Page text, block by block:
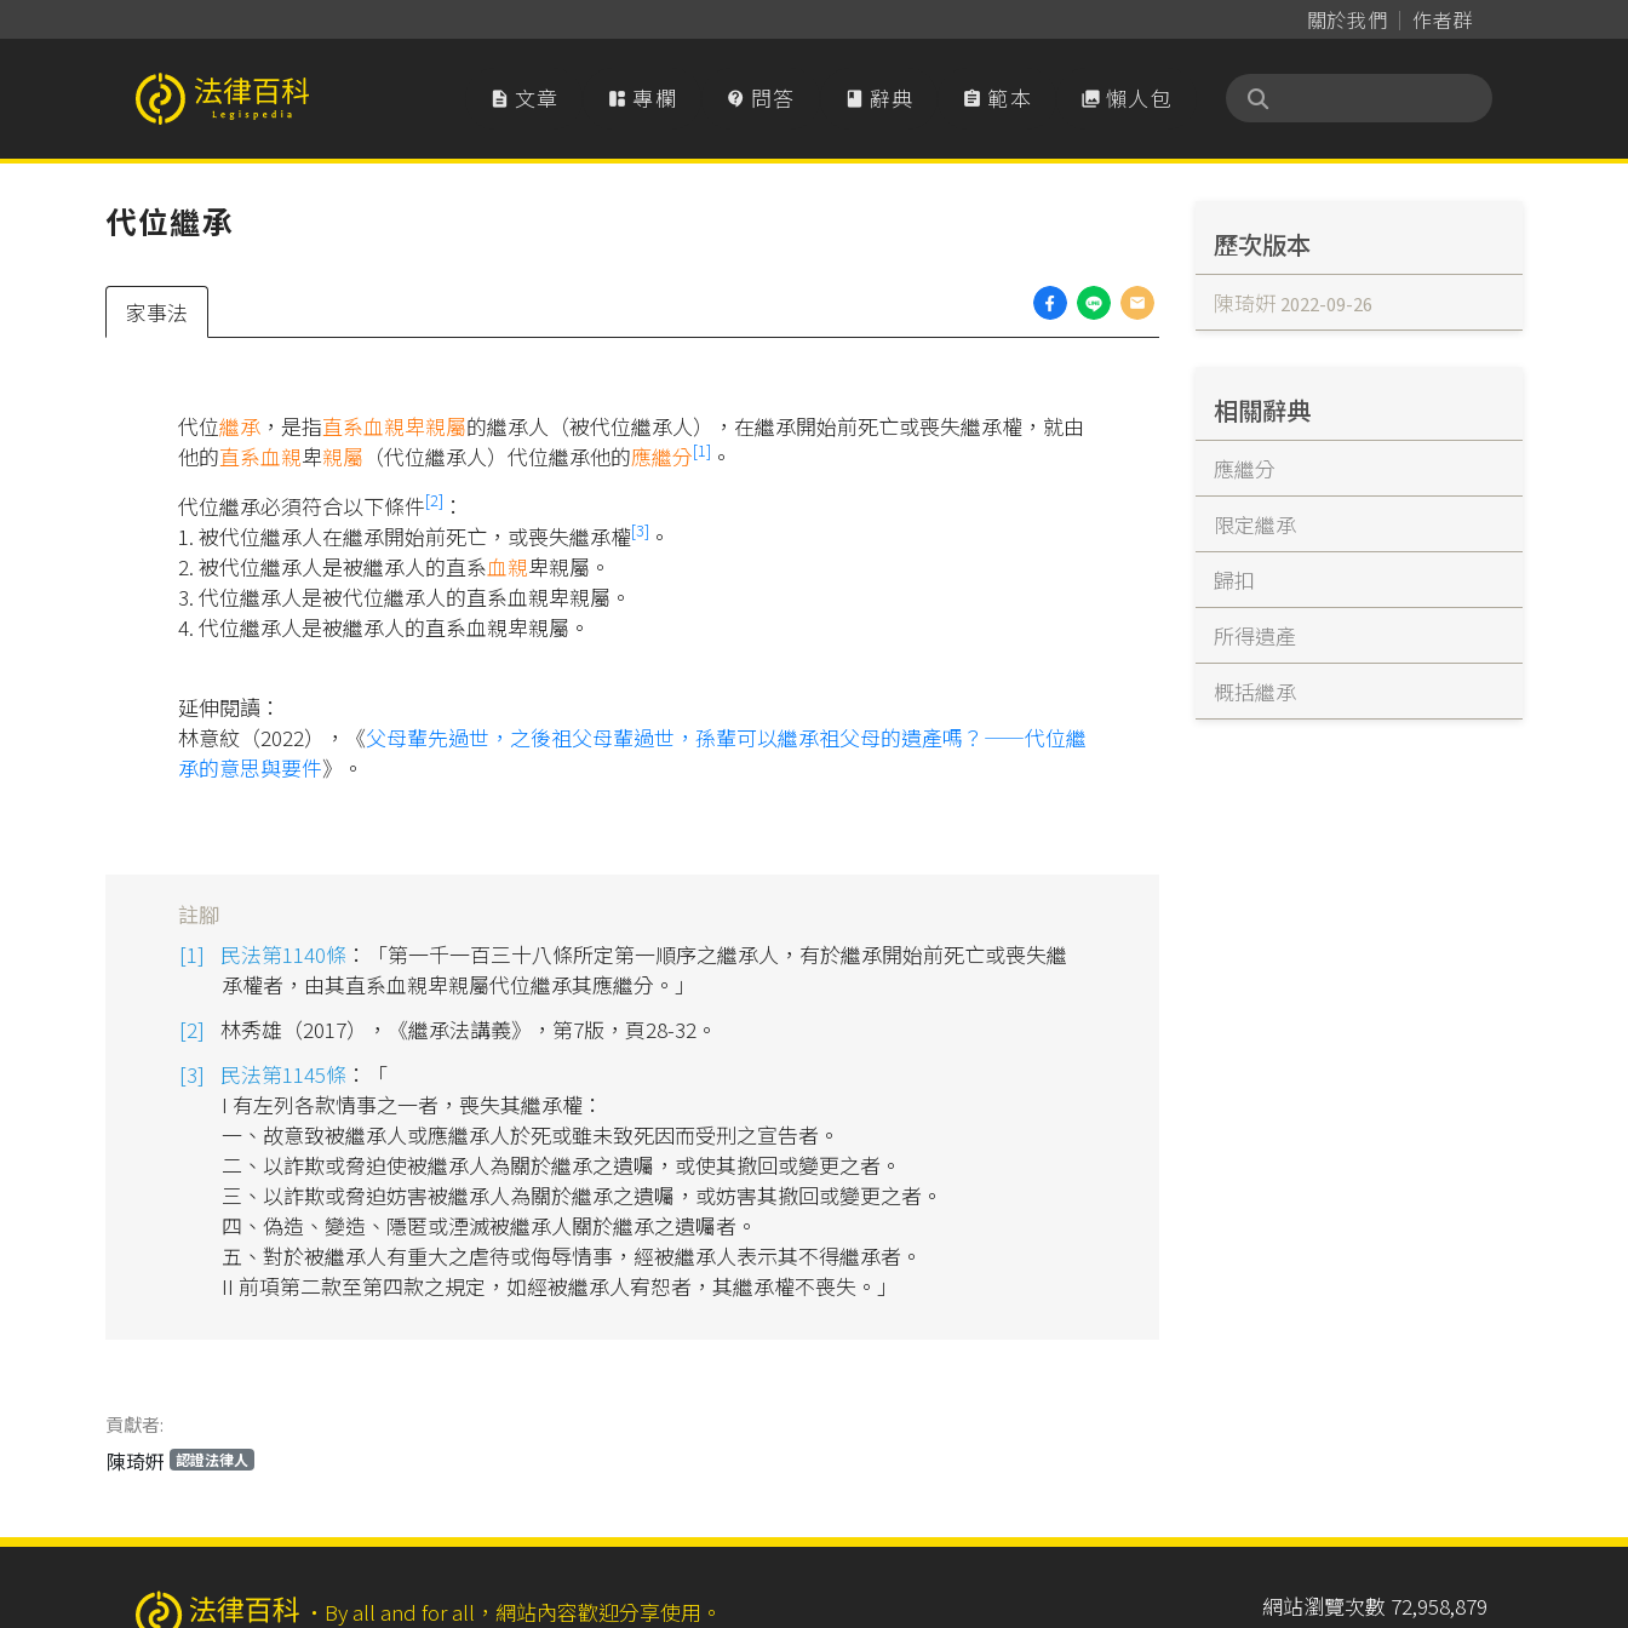
關於我們 作者群
法律百科 Legispedia  文章  專欄  問答  辭典  範本  懶人包
代位繼承
家事法
代位繼承 ，是指直系血親卑親屬的繼承人（被代位繼承人），在繼承開始前死亡或喪失繼承權，就由
他的直系血親卑親屬 （代位繼承人）代位繼承他的應繼分[1] 。
代位繼承必須符合以下條件[2] ：
1. 被代位繼承人在繼承開始前死亡，或喪失繼承權[3] 。
2. 被代位繼承人是被繼承人的直系血親卑親屬。
3. 代位繼承人是被代位繼承人的直系血親卑親屬。
4. 代位繼承人是被繼承人的直系血親卑親屬。
延伸閱讀：
林意紋（2022），《父母輩先過世，之後祖父母輩過世，孫輩可以繼承祖父母的遺產嗎？——代位繼
承的意思與要件》。
註腳
民法第1140條 ：「第一千一百三十八條所定第一順序之繼承人，有於繼承開始前死亡或喪失繼
承權者，由其直系血親卑親屬代位繼承其應繼分。」
林秀雄（2017），《繼承法講義》，第7版，頁28-32。
民法第1145條 ：「
I 有左列各款情事之一者，喪失其繼承權：
一、故意致被繼承人或應繼承人於死或雖未致死因而受刑之宣告者。
二、以詐欺或脅迫使被繼承人為關於繼承之遺囑，或使其撤回或變更之者。
三、以詐欺或脅迫妨害被繼承人為關於繼承之遺囑，或妨害其撤回或變更之者。
四、偽造、變造、隱匿或湮滅被繼承人關於繼承之遺囑者。
五、對於被繼承人有重大之虐待或侮辱情事，經被繼承人表示其不得繼承者。
II 前項第二款至第四款之規定，如經被繼承人宥恕者，其繼承權不喪失。」
貢獻者:
陳琦姸 認證法律人
歷次版本
陳琦姸 2022-09-26
相關辭典
應繼分
限定繼承
歸扣
所得遺產
概括繼承
‧ By all and for all，網站內容歡迎分享使用。 網站瀏覽次數 72,958,879